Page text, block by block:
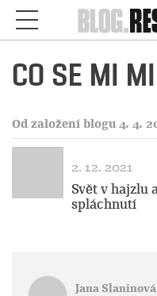
CO SE MI
Od založení blogu 4. 4.
2. 12. 2021
Svět v hajzlu
spláchnutí
Jana Slaninová